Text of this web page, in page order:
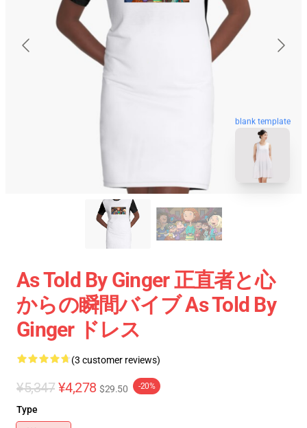
blank template
As Told By Ginger 正直者と心
からの瞬間バイブ As Told By
Ginger ドレス
(3 customer reviews)
¥5,347 ¥4,278 $29.50 -20%
Type